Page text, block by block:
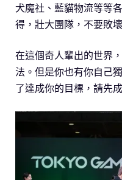
犬魔社、藍貓物流等等
得，壯大團隊，不要敗
在這個奇人輩出的世界
法。但是你也有你自己
了達成你的目標，請先